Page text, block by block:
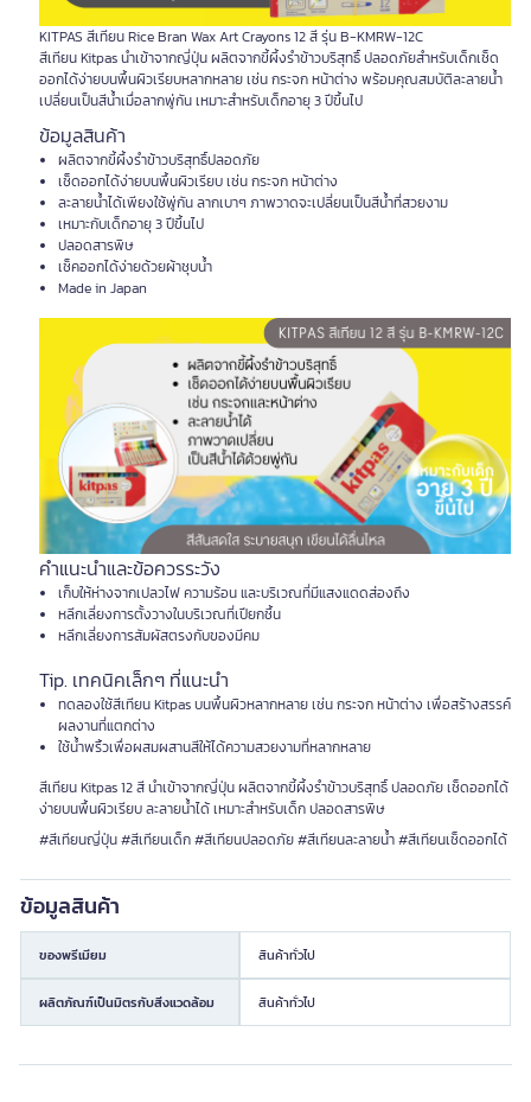
KITPAS สีเทียน Rice Bran Wax Art Crayons 12 สี รุ่น B-KMRW-12C
สีเทียน Kitpas นำเข้าจากญี่ปุ่น ผลิตจากขี้ผึ้งรำข้าวบริสุทธิ์ ปลอดภัยสำหรับเด็กเช็ด
ออกได้ง่ายบนพื้นผิวเรียบหลากหลาย เช่น กระจก หน้าต่าง พร้อมคุณสมบัติละลายน้ำ
เปลี่ยนเป็นสีน้ำเมื่อลากพู่กัน เหมาะสำหรับเด็กอายุ 3 ปีขึ้นไป
ข้อมูลสินค้า
ผลิตจากขี้ผึ้งรำข้าวบริสุทธิ์ปลอดภัย
เช็ดออกได้ง่ายบนพื้นผิวเรียบ เช่น กระจก หน้าต่าง
ละลายน้ำได้เพียงใช้พู่กัน ลากเบาๆ ภาพวาดจะเปลี่ยนเป็นสีน้ำที่สวยงาม
เหมาะกับเด็กอายุ 3 ปีขึ้นไป
ปลอดสารพิษ
เช็คออกได้ง่ายด้วยผ้าชุบน้ำ
Made in Japan
คำแนะนำและข้อควรระวัง
เก็บให้ห่างจากเปลวไฟ ความร้อน และบริเวณที่มีแสงแดดส่องถึง
หลีกเลี่ยงการตั้งวางในบริเวณที่เปียกชื้น
หลีกเลี่ยงการสัมผัสตรงกับของมีคม
Tip. เทคนิคเล็กๆ ที่แนะนำ
ทดลองใช้สีเทียน Kitpas บนพื้นผิวหลากหลาย เช่น กระจก หน้าต่าง เพื่อสร้างสรรค์
ผลงานที่แตกต่าง
ใช้น้ำพริ้วเพื่อผสมผสานสีให้ได้ความสวยงามที่หลากหลาย
สีเทียน Kitpas 12 สี นำเข้าจากญี่ปุ่น ผลิตจากขี้ผึ้งรำข้าวบริสุทธิ์ ปลอดภัย เช็ดออกได้
ง่ายบนพื้นผิวเรียบ ละลายน้ำได้ เหมาะสำหรับเด็ก ปลอดสารพิษ
#สีเทียนญี่ปุ่น #สีเทียนเด็ก #สีเทียนปลอดภัย #สีเทียนละลายน้ำ #สีเทียนเช็ดออกได้
ข้อมูลสินค้า
ของพรีเมียม สินค้าทั่วไป
ผลิตภัณฑ์เป็นมิตรกับสิ่งแวดล้อม สินค้าทั่วไป